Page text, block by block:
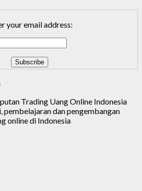
your email address:
Trading Uang Online Indonesia
pembelajaran dan pengembangan
online di Indonesia